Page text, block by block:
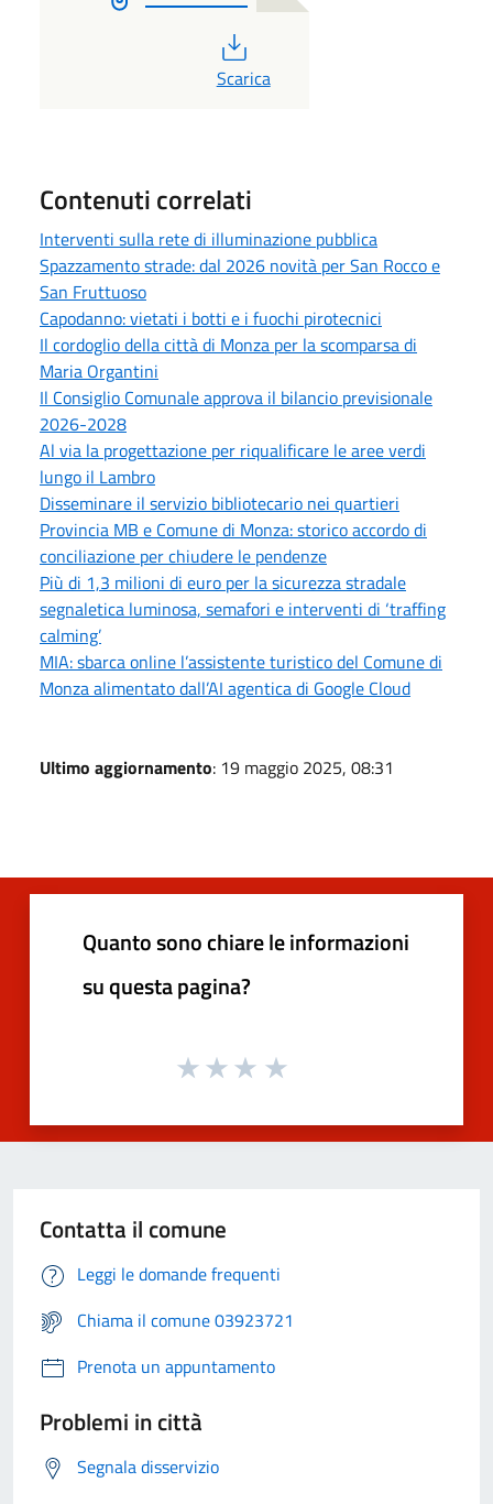
PDF
Scarica
Contenuti correlati
Interventi sulla rete di illuminazione pubblica
Spazzamento strade: dal 2026 novità per San Rocco e
San Fruttuoso
Capodanno: vietati i botti e i fuochi pirotecnici
Il cordoglio della città di Monza per la scomparsa di
Maria Organtini
Il Consiglio Comunale approva il bilancio previsionale
2026-2028
Al via la progettazione per riqualificare le aree verdi
lungo il Lambro
Disseminare il servizio bibliotecario nei quartieri
Provincia MB e Comune di Monza: storico accordo di
conciliazione per chiudere le pendenze
Più di 1,3 milioni di euro per la sicurezza stradale
segnaletica luminosa, semafori e interventi di ‘traffing
calming’
MIA: sbarca online l’assistente turistico del Comune di
Monza alimentato dall’AI agentica di Google Cloud
Ultimo aggiornamento: 19 maggio 2025, 08:31
Quanto sono chiare le informazioni
su questa pagina?
Contatta il comune
Leggi le domande frequenti
Chiama il comune 03923721
Prenota un appuntamento
Problemi in città
Segnala disservizio